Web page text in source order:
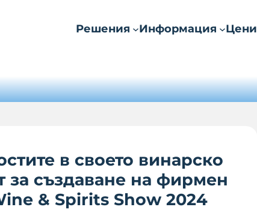
Решения Информация Цени
в своето винарско
създаване на фирмен
& Spirits Show 2024